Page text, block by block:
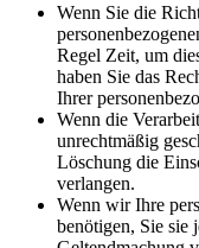
Wenn Sie die
Regel Zeit, um
haben Sie das
Ihrer
Wenn die
unrechtmäßig
Löschung die
verlangen.
Wenn wir Ihre
benötigen, Sie sie